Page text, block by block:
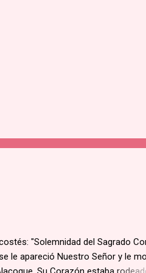
"Solemnidad del Sagrado
le apareció Nuestro Señor y le